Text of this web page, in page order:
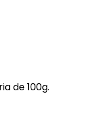
de 100g.